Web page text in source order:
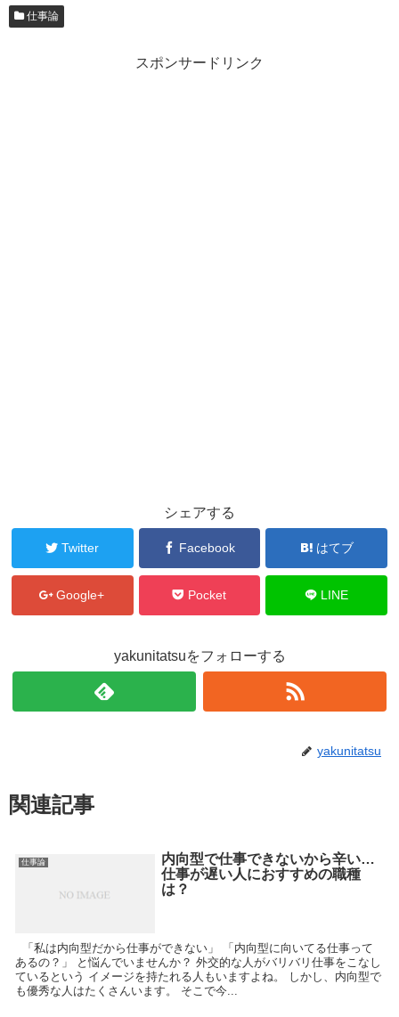
仕事論
スポンサードリンク
シェアする
Twitter Facebook はてブ
Google+ Pocket LINE
yakunitatsuをフォローする
yakunitatsu
関連記事
仕事論
内向型で仕事できないから辛い…
仕事が遅い人におすすめの職種
は？
「私は内向型だから仕事ができない」 「内向型に向いてる仕事って
あるの？」 と悩んでいませんか？ 外交的な人がバリバリ仕事をこなし
ているという イメージを持たれる人もいますよね。 しかし、内向型で
も優秀な人はたくさんいます。 そこで今...